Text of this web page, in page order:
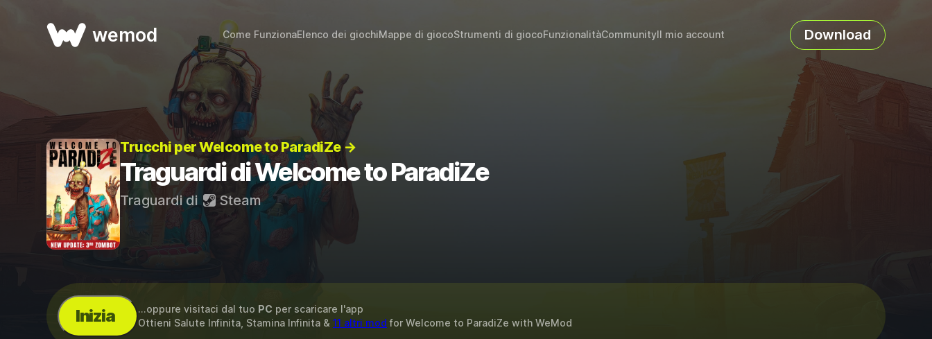
wemod Come FunzionaElenco dei giochiMappe di giocoStrumenti di giocoFunzionalitàCommunityIl mio account Download
Trucchi per Welcome to ParadiZe →
Traguardi di Welcome to ParadiZe
Traguardi di Steam
Inizia ...oppure visitaci dal tuo PC per scaricare l'app
Ottieni Salute Infinita, Stamina Infinita & 11 altri mod for Welcome to ParadiZe with WeMod